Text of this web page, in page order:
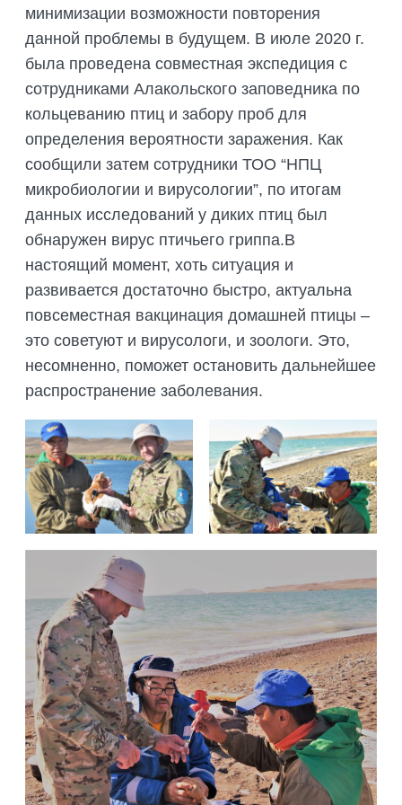
ОБОСНОВАНИЙ
СЕМИНАРОВ, ПОЛЕВЫХ ЭКСКУРСИЙ
ОРГАНИЗАЦИЯ ПОЛЕВЫХ ПРАКТИК,
СТАЖИРОВОК
СОВМЕСТНО С НАУЧНЫМ
ОБЩЕСТВОМ ТЕТИС
СЕЛЕВИНИЯ
минимизации возможности повторения
данной проблемы в будущем. В июле 2020 г.
была проведена совместная экспедиция с
сотрудниками Алакольского заповедника по
кольцеванию птиц и забору проб для
определения вероятности заражения. Как
сообщили затем сотрудники ТОО “НПЦ
микробиологии и вирусологии”, по итогам
данных исследований у диких птиц был
обнаружен вирус птичьего гриппа.В
настоящий момент, хоть ситуация и
развивается достаточно быстро, актуальна
повсеместная вакцинация домашней птицы –
это советуют и вирусологи, и зоологи. Это,
несомненно, поможет остановить дальнейшее
распространение заболевания.